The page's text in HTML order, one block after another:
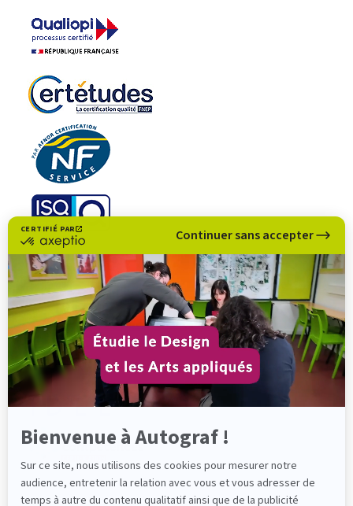
CERTIFIÉ PAR
certifié
Axeptio
-
En
savoir
plus
sur
Axeptio
Continuer sans accepter
Bienvenue à Autograf !
Sur ce site, nous utilisons des cookies pour mesurer notre
audience, entretenir la relation avec vous et vous adresser de
temps à autre du contenu qualitatif ainsi que de la publicité